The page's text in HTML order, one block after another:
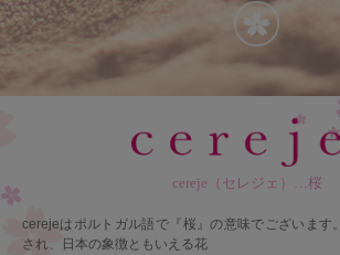
cereje（セレジェ）…桜
cerejeはポルトガル語で『桜』の意味でございます。
され、日本の象徴ともいえる花